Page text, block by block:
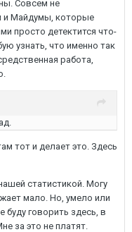
Совсем не
и Майдумы, которые
просто детектится что-
узнать, что именно так
работа,
тот и делает это. Здесь
статистикой. Могу
мало. Но, умело или
буду говорить здесь, в
за это не платят.